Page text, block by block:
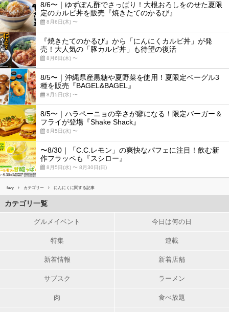
8/6〜｜ゆずぽん酢でさっぱり！大根おろしをのせた夏限
定のカルビ丼を販売『焼きたてのかるび』
8月6日(木) 〜
『焼きたてのかるび』から「にんにくカルビ丼」が発
売！大人気の「豚カルビ丼」も待望の復活
8月6日(木) 〜
8/5〜｜沖縄県産黒糖や夏野菜を使用！夏限定ベーグル3
種を販売『BAGEL&BAGEL』
8月5日(水) 〜
8/5〜｜ハラペーニョの辛さが癖になる！限定バーガー＆
フライが登場『Shake Shack』
8月5日(水) 〜
〜8/30｜「C.C.レモン」の爽快なパフェに注目！飲む新
作フラッペも『スシロー』
8月5日(水) 〜 8月30日(日)
favy カテゴリー にんにくに関する記事
カテゴリ一覧
グルメイベント 今日は何の日
特集 連載
新着情報 新着店舗
サブスク ラーメン
肉 食べ放題